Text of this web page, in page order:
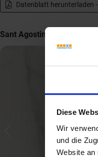
Diese
Wir
und die
Website an
Datenblatt herunterladen -
Sant Agostino Themar